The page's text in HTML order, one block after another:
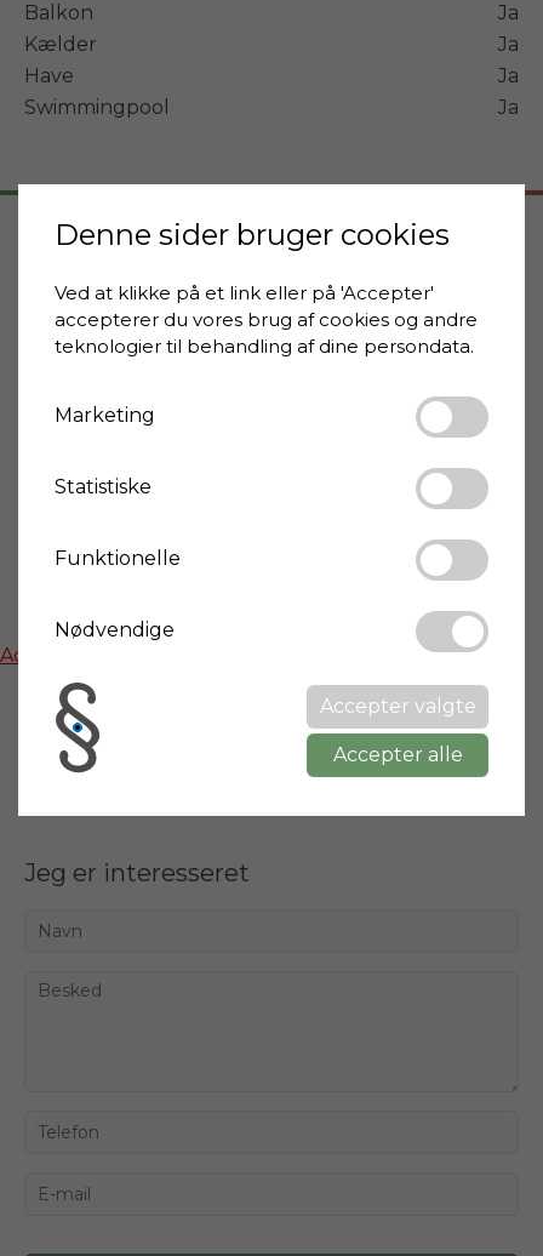
Balkon
Ja
Kælder
Ja
Have
Ja
Swimmingpool
Ja
Sommocolonia, Barga
55051 Barga
Activate functional cookies to show google maps
Del
Jeg er interesseret
Denne sider bruger cookies
Ved at klikke på et link eller på 'Accepter'
accepterer du vores brug af cookies og andre
teknologier til behandling af dine persondata.
Marketing
Statistiske
Funktionelle
Nødvendige
Accepter valgte
Accepter alle